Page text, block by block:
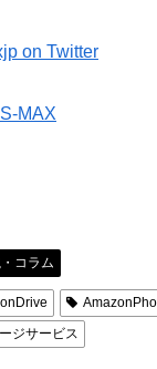
on Twitter
MAX
コラム
ジサービス